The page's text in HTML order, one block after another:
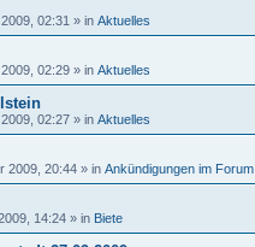
02:31 » in Aktuelles
02:29 » in Aktuelles
02:27 » in Aktuelles
2009, 20:44 » in Ankündigungen im Forum
14:24 » in Biete